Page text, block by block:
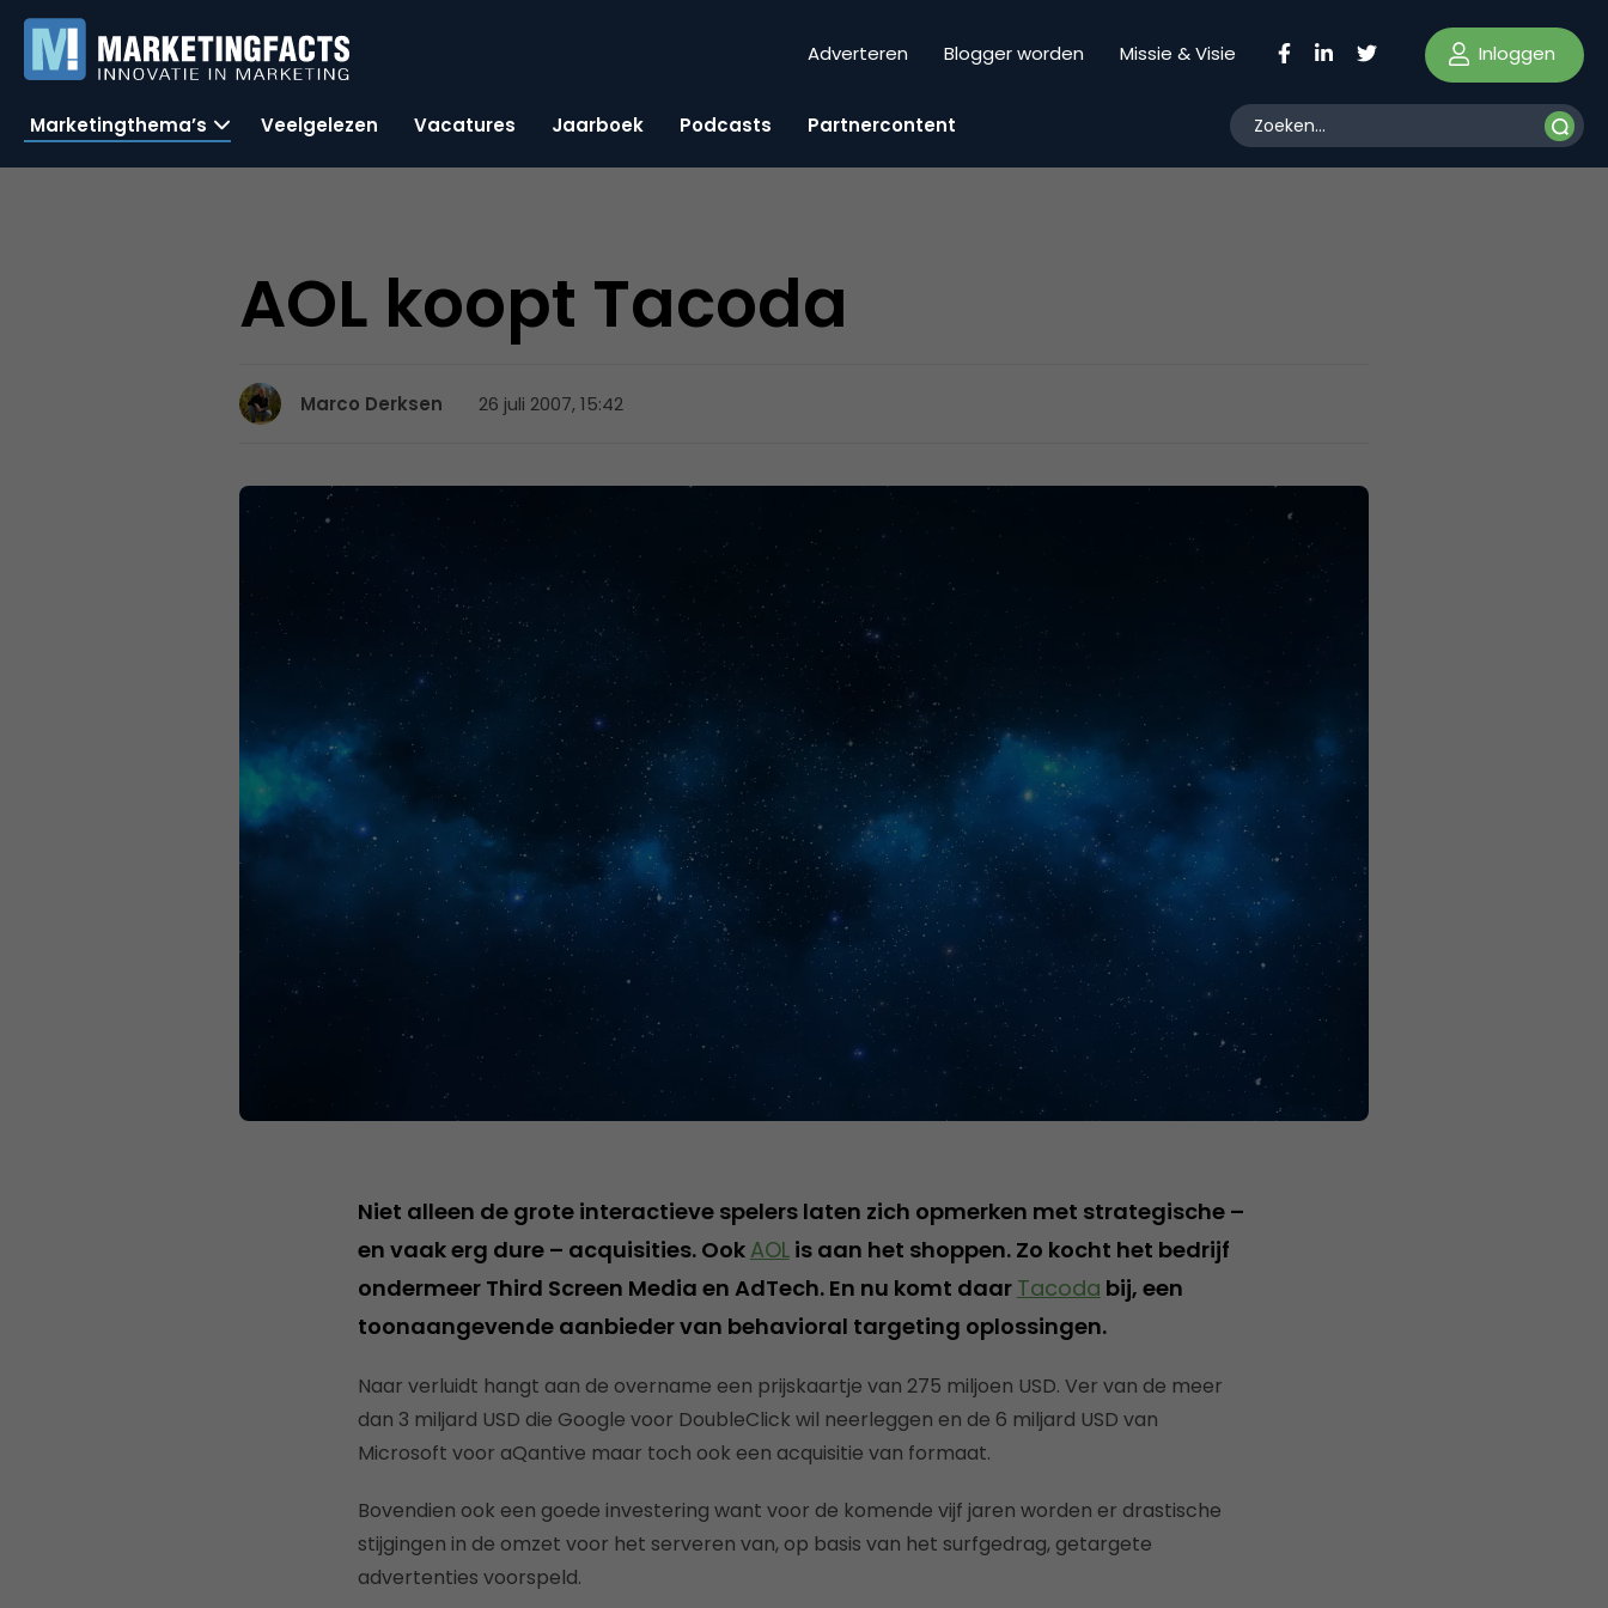
Adverteren Blogger worden Missie & Visie Inloggen
Marketingthema’s Veelgelezen Vacatures Jaarboek Podcasts Partnercontent
AOL koopt Tacoda
Marco Derksen 26 juli 2007, 15:42
Niet alleen de grote interactieve spelers laten zich opmerken met strategische –
en vaak erg dure – acquisities. Ook AOLis aan het shoppen. Zo kocht het bedrijf
ondermeer Third Screen Media en AdTech. En nu komt daar Tacoda bij, een
toonaangevende aanbieder van behavioral targeting oplossingen.
Naar verluidt hangt aan de overname een prijskaartje van 275 miljoen USD. Ver van de meer
dan 3 miljard USD die Google voor DoubleClick wil neerleggen en de 6 miljard USD van
Microsoft voor aQantive maar toch ook een acquisitie van formaat.
Bovendien ook een goede investering want voor de komende vijf jaren worden er drastische
stijgingen in de omzet voor het serveren van, op basis van het surfgedrag, getargete
advertenties voorspeld.